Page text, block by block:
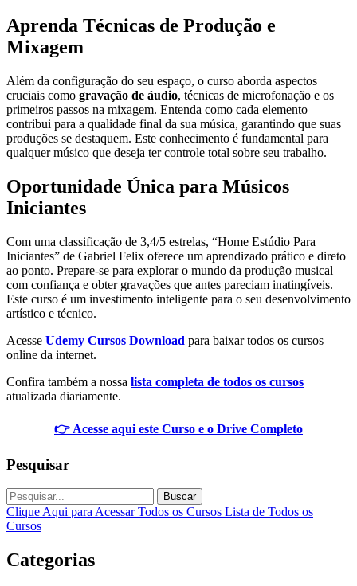
Aprenda Técnicas de Produção e
Mixagem
Além da configuração do seu espaço, o curso aborda aspectos
cruciais como gravação de áudio, técnicas de microfonação e os
primeiros passos na mixagem. Entenda como cada elemento
contribui para a qualidade final da sua música, garantindo que suas
produções se destaquem. Este conhecimento é fundamental para
qualquer músico que deseja ter controle total sobre seu trabalho.
Oportunidade Única para Músicos
Iniciantes
Com uma classificação de 3,4/5 estrelas, “Home Estúdio Para
Iniciantes” de Gabriel Felix oferece um aprendizado prático e direto
ao ponto. Prepare-se para explorar o mundo da produção musical
com confiança e obter gravações que antes pareciam inatingíveis.
Este curso é um investimento inteligente para o seu desenvolvimento
artístico e técnico.
Acesse Udemy Cursos Download para baixar todos os cursos
online da internet.
Confira também a nossa lista completa de todos os cursos
atualizada diariamente.
👉 Acesse aqui este Curso e o Drive Completo
Pesquisar
Buscar
Clique Aqui para Acessar Todos os Cursos Lista de Todos os
Cursos
Categorias